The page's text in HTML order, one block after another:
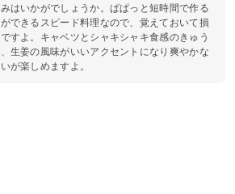
はいかがでしょうか。ぱぱっと短時間で作る
ができるスピード料理なので、覚えておいて損
すよ。キャベツとシャキシャキ食感のきゅう
生姜の風味がいいアクセントになり爽やかな
が楽しめますよ。